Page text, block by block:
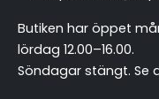
Butiken har öppet
lördag 12.00–16.00.
Söndagar stängt. Se